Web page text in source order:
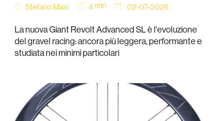
Stefano Masi 4 min 02-07-2026
La nuova Giant Revolt Advanced SL è l'evoluzione
del gravel racing: ancora più leggera, performante e
studiata nei minimi particolari